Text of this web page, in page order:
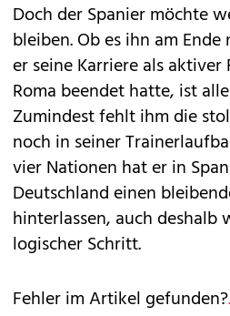
Doch der Spanier möchte
bleiben. Ob es ihn am
er seine Karriere als
Roma beendet hatte, ist
Zumindest fehlt ihm die
noch in seiner
vier Nationen hat er in
Deutschland einen
hinterlassen, auch deshalb
logischer Schritt.
Fehler im Artikel gefunden?